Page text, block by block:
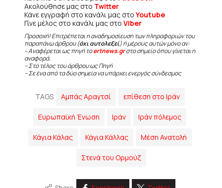
Ακολούθησε μας στο Twitter
Κάνε εγγραφή στο κανάλι μας στοYoutube
Γίνε μέλος στο κανάλι μας στο Viber
Προσοχή! Επιτρέπεται η αναδημοσίευση των πληροφοριών του
παραπάνω άρθρου (όχι αυτολεξεί) ή μέρους αυτών μόνο αν:
– Αναφέρεται ως πηγή τοertnews.grστο σημείο όπου γίνεται η
αναφορά.
– Στο τέλος του άρθρου ως Πηγή
– Σε ένα από τα δύο σημεία να υπάρχει ενεργός σύνδεσμος
TAGS Αμπάς Αραγτσί επίθεση στο Ιράν
Ευρωπαϊκή Ένωση Ιράν Ιράν πόλεμος
Κάγια Κάλας Κάγια Κάλλας Μέση Ανατολή
Στενά του Ορμούζ